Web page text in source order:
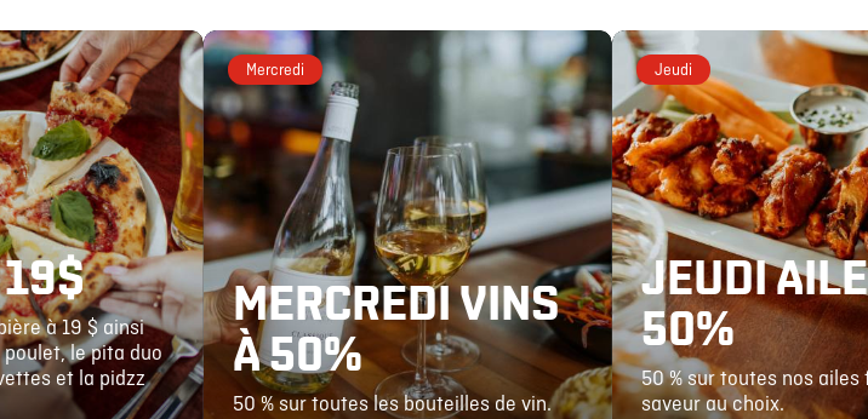
19$
à 19 $ ainsi
le pita duo
et la pidzz
Mercredi
MERCREDI VINS
À 50%
50 % sur toutes les bouteilles de vin.
Jeudi
JEUDI
50%
50 % sur toutes nos
saveur au choix.